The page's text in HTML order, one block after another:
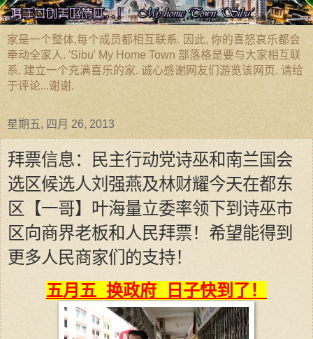
家是一个整体,每个成员都相互联系. 因此, 你的喜怒哀乐都会
牵动全家人. 'Sibu' My Home Town 部落格是要与大家相互联
系, 建立一个充满喜乐的家. 诚心感谢网友们游览该网页. 请给
于评论...谢谢.
星期五, 四月 26, 2013
拜票信息：民主行动党诗巫和南兰国会
选区候选人刘强燕及林财耀今天在都东
区【一哥】叶海量立委率领下到诗巫市
区向商界老板和人民拜票！希望能得到
更多人民商家们的支持！
五月五 换政府 日子快到了！